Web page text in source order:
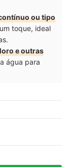
ou tipo
toque, ideal
e outras
água para